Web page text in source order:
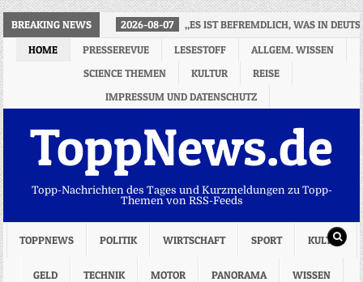
BREAKING NEWS 2026-08-07
„ES IST BEFREMDLICH, WAS IN
HOME
PRESSEREVUE LESESTOFF
ALLGEM. WISSEN
SCIENCE THEMEN
KULTUR
REISE
IMPRESSUM UND DATENSCHUTZ
ToppNews.de
Topp-Nachrichten des Tages und Kurzmeldungen zu Topp-
Themen von RSS-Feeds
TOPPNEWS POLITIK WIRTSCHAFT SPORT KULTUR
GELD TECHNIK MOTOR PANORAMA WISSEN